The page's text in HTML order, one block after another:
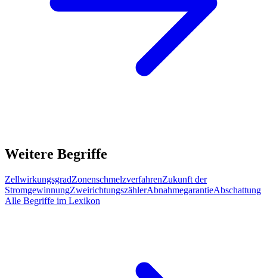
Weitere Begriffe
ZellwirkungsgradZonenschmelzverfahrenZukunft der
StromgewinnungZweirichtungszählerAbnahmegarantieAbschattung
Alle Begriffe im Lexikon